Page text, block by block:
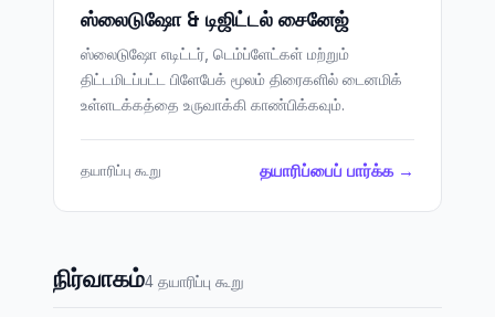
ஸ்லைடுஷோ & டிஜிட்டல் சைனேஜ்
ஸ்லைடுஷோ எடிட்டர், டெம்ப்ளேட்கள் மற்றும்
திட்டமிடப்பட்ட பிளேபேக் மூலம் திரைகளில் டைனமிக்
உள்ளடக்கத்தை உருவாக்கி காண்பிக்கவும்.
தயாரிப்பு கூறு தயாரிப்பைப் பார்க்க →
நிர்வாகம்4 தயாரிப்பு கூறு